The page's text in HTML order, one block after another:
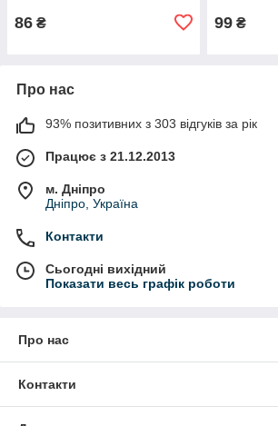
86 ₴ 99 ₴
Про нас
93% позитивних з 303 відгуків за рік
Працює з 21.12.2013
м. Дніпро
Дніпро, Україна
Контакти
Сьогодні вихідний
Показати весь графік роботи
Про нас
Контакти